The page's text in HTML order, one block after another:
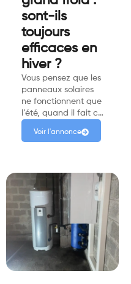
sont-ils
toujours
efficaces en
hiver ?
Vous pensez que les
panneaux solaires
ne fonctionnent que
l’été, quand il fait c…
Voir l'annonce